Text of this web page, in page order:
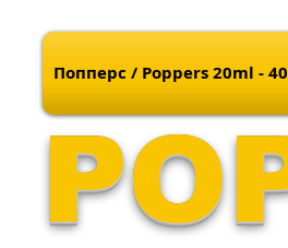
Попперс / Poppers 20ml -